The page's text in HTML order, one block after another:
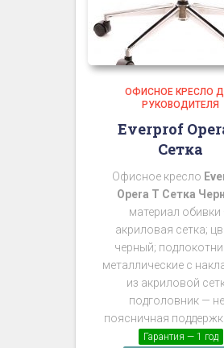
ОФИСНОЕ КРЕСЛО
РУКОВОДИТЕЛЯ
Everprof
Сетка
Офисное кресло
Opera T Сетка
материал обивки
акриловая сетка;
черный;
металлические с
из акриловой
подголовник —
поясничная
Гарантия — 1 год